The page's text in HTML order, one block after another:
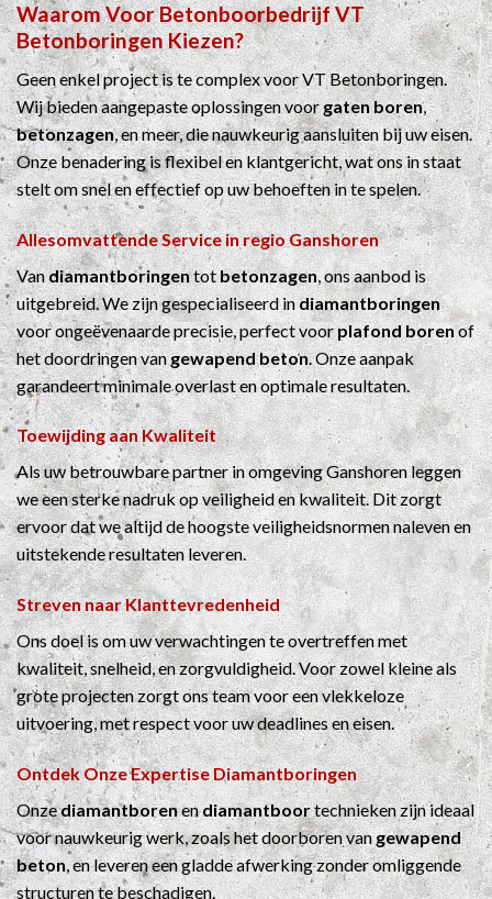
Waarom VoorBetonboorbedrijfVT
Betonboringen Kiezen?
Geen enkel project is te complex voor VT Betonboringen.
Wij bieden aangepaste oplossingen voorgaten boren,
betonzagen, en meer, die nauwkeurig aansluiten bij uw eisen.
Onze benadering is flexibel en klantgericht, wat ons in staat
stelt om snel en effectief op uw behoeften in te spelen.
Allesomvattende Service in regio Ganshoren
Vandiamantboringentotbetonzagen, ons aanbod is
uitgebreid. We zijn gespecialiseerd indiamantboringen
voor ongeëvenaarde precisie, perfect voorplafond borenof
het doordringen vangewapend beton. Onze aanpak
garandeert minimale overlast en optimale resultaten.
Toewijding aan Kwaliteit
Als uw betrouwbare partner in omgeving Ganshoren leggen
we een sterke nadruk op veiligheid en kwaliteit. Dit zorgt
ervoor dat we altijd de hoogste veiligheidsnormen naleven en
uitstekende resultaten leveren.
Streven naar Klanttevredenheid
Ons doel is om uw verwachtingen te overtreffen met
kwaliteit, snelheid, en zorgvuldigheid. Voor zowel kleine als
grote projecten zorgt ons team voor een vlekkeloze
uitvoering, met respect voor uw deadlines en eisen.
Ontdek Onze ExpertiseDiamantboringen
Onzediamantborenendiamantboortechnieken zijn ideaal
voor nauwkeurig werk, zoals het doorboren vangewapend
beton, en leveren een gladde afwerking zonder omliggende
structuren te beschadigen.